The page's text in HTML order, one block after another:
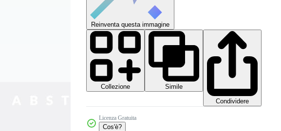
Reinventa questa immagine
Collezione
Simile
Condividere
Licenza Gratuita
Cos'è?